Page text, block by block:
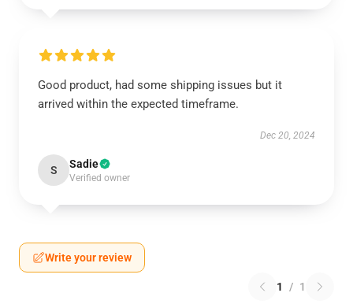
Good product, had some shipping issues but it
arrived within the expected timeframe.
Dec 20, 2024
S Sadie
Verified owner
Write your review
1 / 1